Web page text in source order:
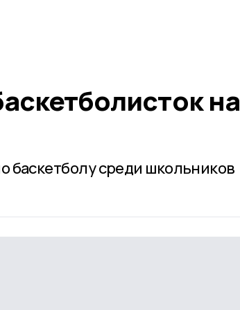
на
баскетболу среди школьников